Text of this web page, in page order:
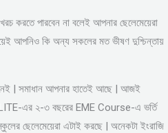
করতে পারবেন না বলেই আপনার ছেলেমেয়েরা
আপনিও কি অন্য সকলের মত ভীষণ দুশ্চিন্তায়
| সমাধান আপনার হাতেই আছে | আজই
ELITE-এর ২-৩ বছরের EME Course-এ ভর্তি
ছেলেমেয়েরা এটাই করছে | অনেকটা ইংরাজি